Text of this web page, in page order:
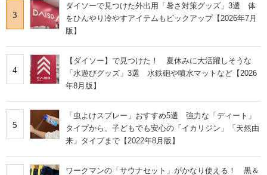
3
ダイソーで見つけた外出用「暑さ対策グッズ」3選 体
をひんやり冷やすアイテムもピックアップ【2026年7月
版】
4
【ダイソー】で見つけた！ 夏休みに大活躍しそうな
「水遊びグッズ」3選 水鉄砲や噴水マットなど【2026
年8月版】
5
「虫よけスプレー」おすすめ5選 強力な「ディート」
タイプから、子どもでも安心の「イカリジン」「天然由
来」タイプまで【2022年8月版】
ワークマンの「サウナセット」がかなり使える！ 黒＆